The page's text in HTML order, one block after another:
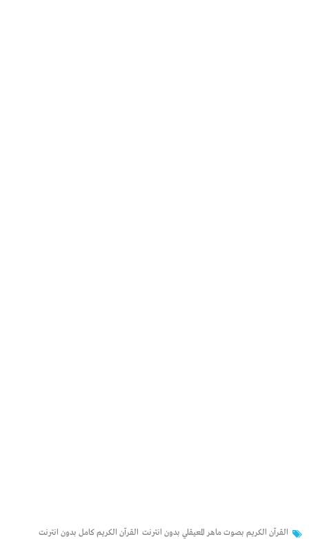
القرآن الكريم بصوت ماهر المعيقلي بدون انترنت القرآن الكريم كامل بدون انترنت